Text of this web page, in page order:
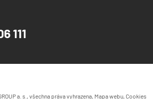
111
a. s., všechna práva vyhrazena, Mapa webu, Cookies